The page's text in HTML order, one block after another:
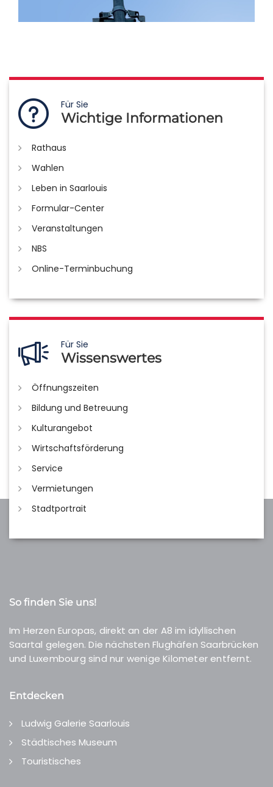
Für Sie
Wichtige Informationen
Rathaus
Wahlen
Leben in Saarlouis
Formular-Center
Veranstaltungen
NBS
Online-Terminbuchung
Für Sie
Wissenswertes
Öffnungszeiten
Bildung und Betreuung
Kulturangebot
Wirtschaftsförderung
Service
Vermietungen
Stadtportrait
So finden Sie uns!
Im Herzen Europas, direkt an der A8 im idyllischen
Saartal gelegen. Die nächsten Flughäfen Saarbrücken
und Luxembourg sind nur wenige Kilometer entfernt.
Entdecken
Ludwig Galerie Saarlouis
Städtisches Museum
Touristisches